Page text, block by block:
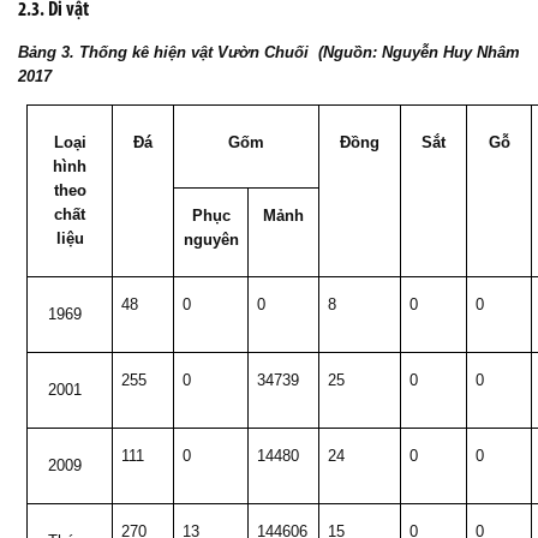
2.3. Di vật
Bảng 3. Thống kê hiện vật Vườn Chuối (Nguồn: Nguyễn Huy Nhâm
2017
Loại
hình
theo
chất
liệu
Đá Gốm Đồng Sắt Gỗ
Phục
nguyên
Mảnh
1969
48 0 0 8 0 0
2001
255 0 34739 25 0 0
2009
111 0 14480 24 0 0
270 13 144606 15 0 0